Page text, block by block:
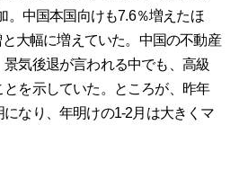
。中国本国向けも7.6％増えたほ
大幅に増えていた。中国の不動産
気後退が言われる中でも、高級
を示していた。ところが、昨年
なり、年明けの1-2月は大きくマ